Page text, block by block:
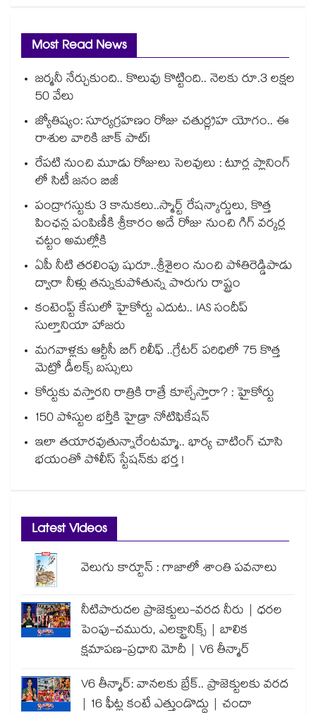
Most Read News
జర్మనీ నేర్చుకుంది.. కొలువు కొట్టింది.. నెలకు రూ.3 లక్షల
50 వేలు
జ్యోతిష్యం: సూర్యగ్రహణం రోజు చతుర్గ్రహ యోగం.. ఈ
రాశుల వారికి జాక్ పాట్!
రేపటి నుంచి మూడు రోజులు సెలవులు : టూర్ల ప్లానింగ్
లో సిటీ జనం బిజీ
పంద్రాగస్టుకు 3 కానుకలు..స్మార్ట్ రేషన్కార్డులు, కొత్త
పింఛన్ల పంపిణీకి శ్రీకారం అదే రోజు నుంచి గిగ్ వర్కర్ల
చట్టం అమల్లోకి
ఏపీ నీటి తరలింపు షురూ..శ్రీశైలం నుంచి పోతిరెడ్డిపాడు
ద్వారా నీళ్లు తన్నుకుపోతున్న పొరుగు రాష్ట్రం
కంటెంప్ట్ కేసులో హైకోర్టు ఎదుట.. IAS సందీప్
సుల్తానియా హాజరు
మగవాళ్లకు ఆర్టీసీ బిగ్ రిలీఫ్ ..గ్రేటర్ పరిధిలో 75 కొత్త
మెట్రో డీలక్స్ బస్సులు
కోర్టుకు వస్తారని రాత్రికి రాత్రే కూల్చేస్తారా? : హైకోర్టు
150 పోస్టుల భర్తీకి హైడ్రా నోటిఫికేషన్
ఇలా తయారవుతున్నారేంటమ్మా.. భార్య చాటింగ్ చూసి
భయంతో పోలీస్ స్టేషన్⁫కు భర్త !
Latest Videos
వెలుగు కార్టూన్ : గాజాలో శాంతి పవనాలు
నీటిపారుదల ప్రాజెక్టులు-వరద నీరు | ధరల
పెంపు-చమురు, ఎలక్ట్రానిక్స్ | బాలిక
క్షమాపణ-ప్రధాని మోదీ | V6 తీన్మార్
V6 తీన్మార్: వానలకు బ్రేక్.. ప్రాజెక్టులకు వరద
| 16 ఫీట్ల కంటే ఎత్తుండొద్దు | చందా